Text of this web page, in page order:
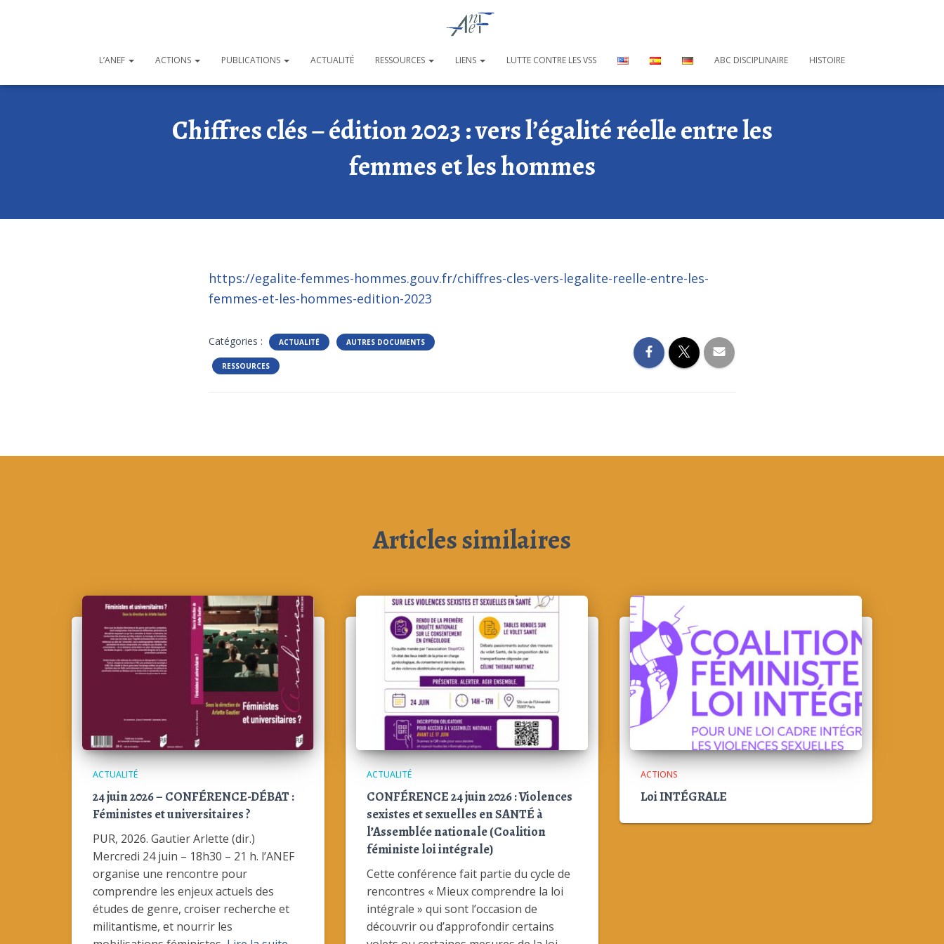
L’ANEF ACTIONS PUBLICATIONS ACTUALITÉ RESSOURCES LIENS LUTTE CONTRE LES VSS ABC DISCIPLINAIRE HISTOIRE
Chiffres clés – édition 2023 : vers l’égalité réelle entre les
femmes et les hommes
https://egalite-femmes-hommes.gouv.fr/chiffres-cles-vers-legalite-reelle-entre-les-
femmes-et-les-hommes-edition-2023
Catégories : ACTUALITÉ AUTRES DOCUMENTS
RESSOURCES
Articles similaires
ACTUALITÉ
24 juin 2026 – CONFÉRENCE-DÉBAT :
Féministes et universitaires ?
PUR, 2026. Gautier Arlette (dir.)
Mercredi 24 juin – 18h30 – 21 h. l’ANEF
organise une rencontre pour
comprendre les enjeux actuels des
études de genre, croiser recherche et
militantisme, et nourrir les
ACTUALITÉ
CONFÉRENCE 24 juin 2026 : Violences
sexistes et sexuelles en SANTÉ à
l’Assemblée nationale (Coalition
féministe loi intégrale)
Cette conférence fait partie du cycle de
rencontres « Mieux comprendre la loi
intégrale » qui sont l’occasion de
découvrir ou d’approfondir certains
ACTIONS
Loi INTÉGRALE